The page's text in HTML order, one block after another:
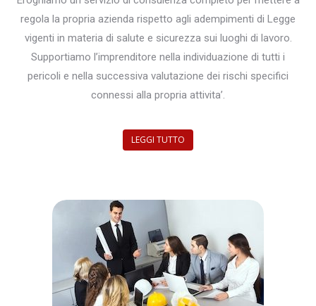
regola la propria azienda rispetto agli adempimenti di Legge
vigenti in materia di salute e sicurezza sui luoghi di lavoro.
Supportiamo l’imprenditore nella individuazione di tutti i
pericoli e nella successiva valutazione dei rischi specifici
connessi alla propria attivita’.
LEGGI TUTTO